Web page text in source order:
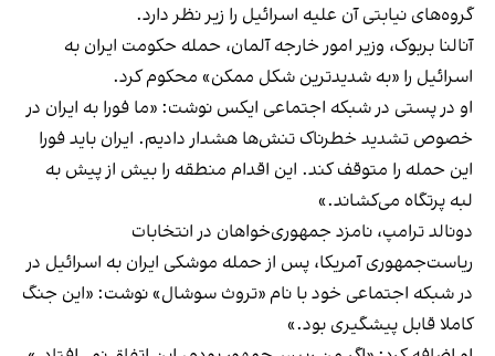
گروه‌های نیابتی آن علیه اسرائیل را زیر نظر دارد.
آنالنا بربوک، وزیر امور خارجه آلمان، حمله حکومت ایران به
اسرائیل را «به شدیدترین شکل ممکن» محکوم کرد.
او در پستی در شبکه اجتماعی ایکس نوشت: «ما فورا به ایران در
خصوص تشدید خطرناک تنش‌ها هشدار دادیم. ایران باید فورا
این حمله را متوقف کند. این اقدام منطقه را بیش از پیش به
لبه پرتگاه می‌کشاند.»
دونالد ترامپ، نامزد جمهوری‌خواهان در انتخابات
ریاست‌جمهوری آمریکا، پس از حمله موشکی ایران به اسرائیل در
در شبکه اجتماعی خود با نام «تروث سوشال» نوشت: «این جنگ
کاملا قابل پیشگیری بود.»